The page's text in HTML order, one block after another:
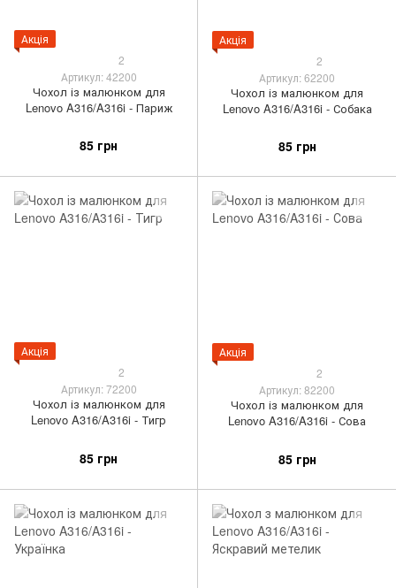
Акція
2
Артикул: 42200
Чохол із малюнком для
Lenovo A316/A316i - Париж
85 грн
Акція
2
Артикул: 62200
Чохол із малюнком для
Lenovo A316/A316i - Собака
85 грн
Акція
2
Артикул: 72200
Чохол із малюнком для
Lenovo A316/A316i - Тигр
85 грн
Акція
2
Артикул: 82200
Чохол із малюнком для
Lenovo A316/A316i - Сова
85 грн